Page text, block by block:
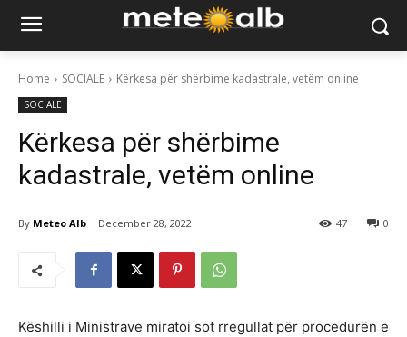
Home SOCIALE Kërkesa për shërbime kadastrale, vetëm online
SOCIALE
Kërkesa për shërbime
kadastrale, vetëm online
By Meteo Alb December 28, 2022 0
47
Këshilli i Ministrave miratoi sot rregullat për procedurën e